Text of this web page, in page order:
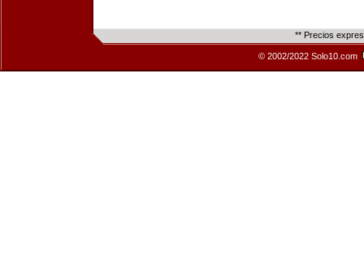
** Precios
© 2002/2022 Solo10.com